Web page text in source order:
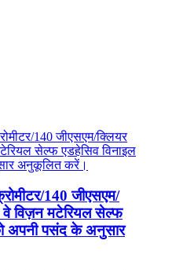
140 जीएसएम/
वे विज़न मटेरियल सेल्फ
अपनी पसंद के अनुसार